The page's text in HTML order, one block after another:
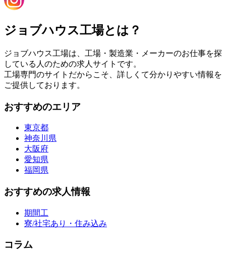
ジョブハウス工場とは？
ジョブハウス工場は、工場・製造業・メーカーのお仕事を探
している人のための求人サイトです。
工場専門のサイトだからこそ、詳しくて分かりやすい情報を
ご提供しております。
おすすめのエリア
東京都
神奈川県
大阪府
愛知県
福岡県
おすすめの求人情報
期間工
寮/社宅あり・住み込み
コラム